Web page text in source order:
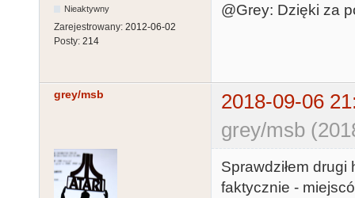
Nieaktywny
Zarejestrowany: 2012-06-02
Posty: 214
@Grey: Dzięki za
grey/msb
2018-09-06
grey/msb
Sprawdziłem
faktycznie -